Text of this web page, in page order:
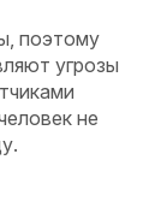
поэтому
угрозы
не